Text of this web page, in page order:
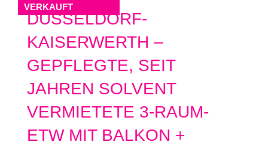
VERKAUFT
DÜSSELDORF-
KAISERWERTH –
GEPFLEGTE, SEIT
JAHREN SOLVENT
VERMIETETE 3-RAUM-
ETW MIT BALKON +